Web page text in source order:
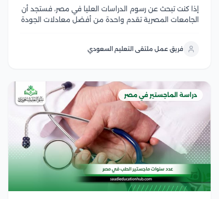
إذا كنت تبحث عن رسوم الدراسات العليا في مصر، فستجد أن
الجامعات المصرية تقدم واحدة من أفضل معادلات الجودة
والتخصص، والدرجة العلمية، مع وجود...
فريق عمل ملتقى التعليم السعودي
دراسة الماجستير في مصر